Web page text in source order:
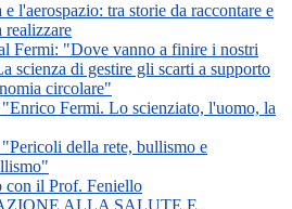
l'aerospazio: tra storie da raccontare e
realizzare
Fermi: "Dove vanno a finire i nostri
scienza di gestire gli scarti a supporto
circolare"
Fermi. Lo scienziato, l'uomo, la
della rete, bullismo e
con il Prof. Feniello